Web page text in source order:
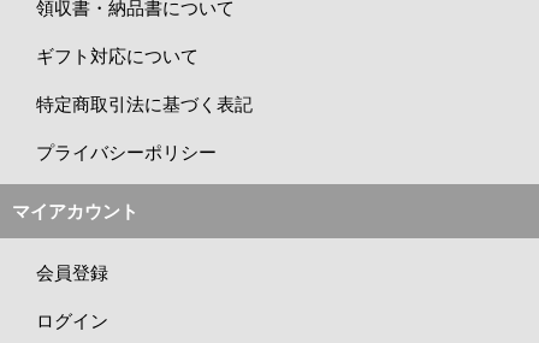
領収書・納品書について
ギフト対応について
特定商取引法に基づく表記
プライバシーポリシー
マイアカウント
会員登録
ログイン